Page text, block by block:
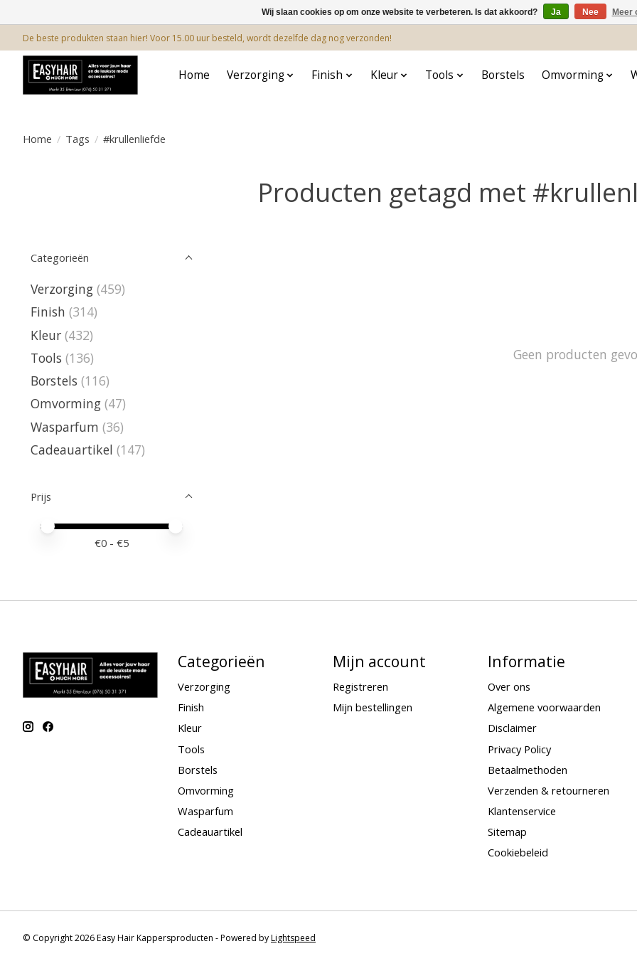
De beste produkten staan hier! Voor 15.00 uur besteld, wordt dezelfde dag nog verzonden!
Home Verzorging Finish Kleur Tools Borstels Omvorming
Home / Tags / #krullenliefde
Producten getagd met
Categorieën
Verzorging (459)
Finish (314)
Kleur (432)
Tools (136)
Borstels (116)
Omvorming (47)
Wasparfum (36)
Cadeauartikel (147)
Prijs
Minimale prijswaarde
Price maximum value
€0 - €5
Geen producten
Categorieën
Verzorging
Finish
Kleur
Tools
Borstels
Omvorming
Wasparfum
Cadeauartikel
Mijn account
Registreren
Mijn bestellingen
Informatie
Over ons
Algemene voorwaarden
Disclaimer
Privacy Policy
Betaalmethoden
Verzenden & retourneren
Klantenservice
Sitemap
Cookiebeleid
© Copyright 2026 Easy Hair Kappersproducten - Powered byLightspeed
Wij slaan cookies op om onze website te verbeteren. Is dat akkoord? Ja Nee Meer